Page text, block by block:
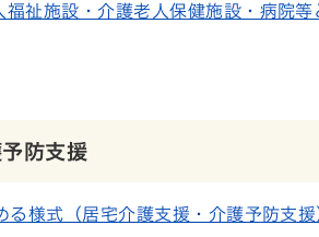
福祉施設・介護老人保健施設・病院
防支援
る様式（居宅介護支援・介護予防支